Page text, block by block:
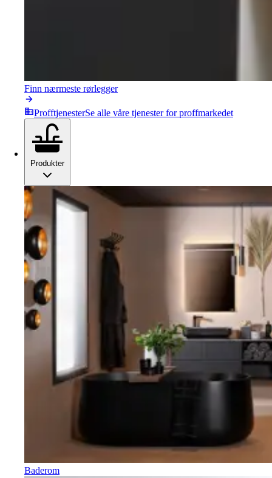
Finn nærmeste rørlegger
ProfftjenesterSe alle våre tjenester for proffmarkedet
Produkter
Baderom